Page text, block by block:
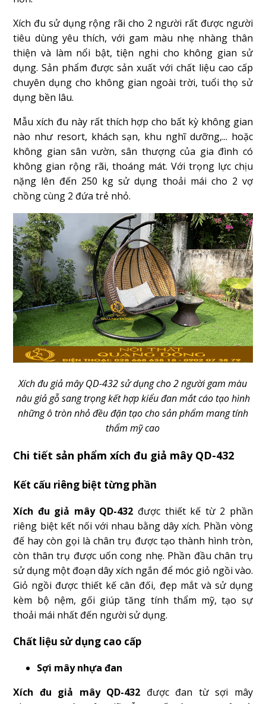
Xích đu sử dụng rộng rãi cho 2 người rất được người
tiêu dùng yêu thích, với gam màu nhẹ nhàng thân
thiện và làm nổi bật, tiện nghi cho không gian sử
dụng. Sản phẩm được sản xuất với chất liệu cao cấp
chuyên dụng cho không gian ngoài trời, tuổi thọ sử
dụng bền lâu.
Mẫu xích đu này rất thích hợp cho bất kỳ không gian
nào như resort, khách sạn, khu nghĩ dưỡng,... hoặc
không gian sân vườn, sân thượng của gia đình có
không gian rộng rãi, thoáng mát. Với trọng lực chịu
nặng lên đến 250 kg sử dụng thoải mái cho 2 vợ
chồng cùng 2 đứa trẻ nhỏ.
Xích đu giả mây QD-432 sử dụng cho 2 người gam màu
nâu giả gỗ sang trọng kết hợp kiểu đan mắt cáo tạo hình
những ô tròn nhỏ đều đặn tạo cho sản phẩm mang tính
thẩm mỹ cao
Chi tiết sản phẩm xích đu giả mây QD-432
Kết cấu riêng biệt từng phần
Xích đu giả mây QD-432 được thiết kế từ 2 phần
riêng biệt kết nối với nhau bằng dây xích. Phần vòng
đế hay còn gọi là chân trụ được tạo thành hình tròn,
còn thân trụ được uốn cong nhẹ. Phần đầu chân trụ
sử dụng một đoạn dây xích ngắn để móc giỏ ngồi vào.
Giỏ ngồi được thiết kế cân đối, đẹp mắt và sử dụng
kèm bộ nệm, gối giúp tăng tính thẩm mỹ, tạo sự
thoải mái nhất đến người sử dụng.
Chất liệu sử dụng cao cấp
Sợi mây nhựa đan
Xích đu giả mây QD-432 được đan từ sợi mây